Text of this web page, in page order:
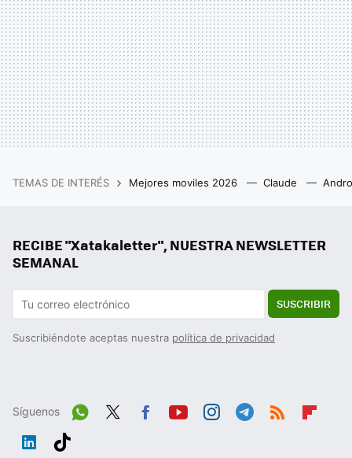
TEMAS DE INTERÉS Mejores moviles 2026 Claude
RECIBE "Xatakaletter", NUESTRA NEWSLETTER
SEMANAL
SUSCRIBIR
Suscribiéndote aceptas nuestra política de privacidad
Síguenos
Wh